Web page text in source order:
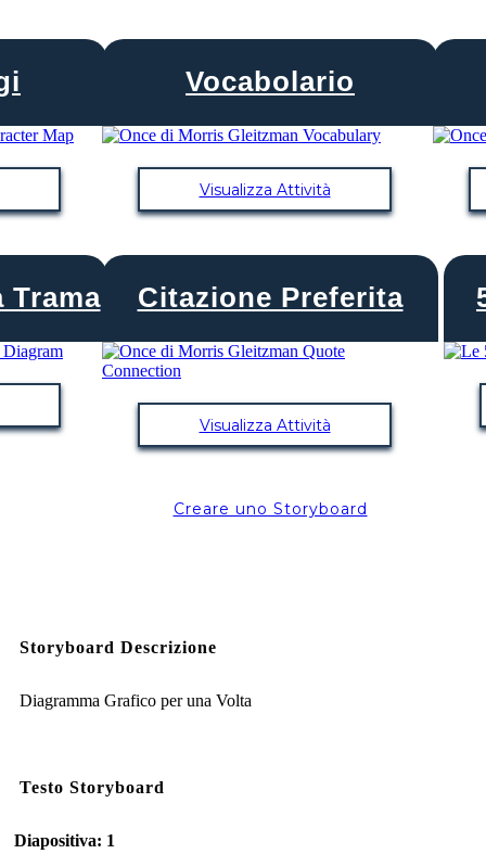
Vocabolario
Visualizza Attività
Trama Citazione Preferita
Visualizza Attività
Creare uno Storyboard
Storyboard Descrizione
Diagramma Grafico per una Volta
Testo Storyboard
Diapositiva: 1